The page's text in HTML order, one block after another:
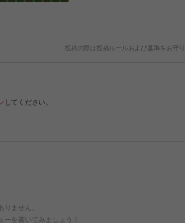
投稿の際は投稿ルールおよび基準をお守
してください。
ません。
を書いてみましょう！